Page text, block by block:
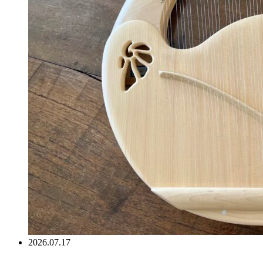
2026.07.17